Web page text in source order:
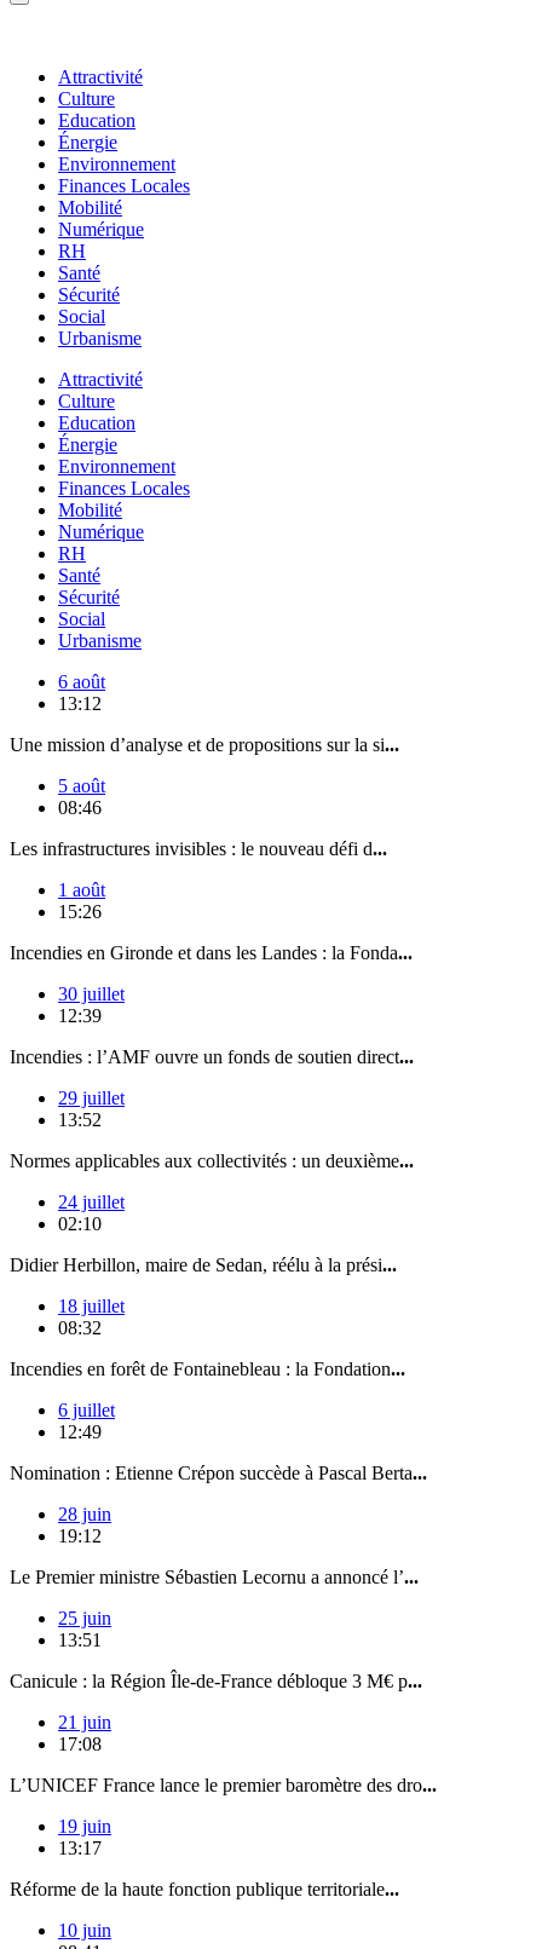
Attractivité
Culture
Education
Énergie
Environnement
Finances Locales
Mobilité
Numérique
RH
Santé
Sécurité
Social
Urbanisme
Attractivité
Culture
Education
Énergie
Environnement
Finances Locales
Mobilité
Numérique
RH
Santé
Sécurité
Social
Urbanisme
6 août
13:12
Une mission d’analyse et de propositions sur la si...
5 août
08:46
Les infrastructures invisibles : le nouveau défi d...
1 août
15:26
Incendies en Gironde et dans les Landes : la Fonda...
30 juillet
12:39
Incendies : l’AMF ouvre un fonds de soutien direct...
29 juillet
13:52
Normes applicables aux collectivités : un deuxième...
24 juillet
02:10
Didier Herbillon, maire de Sedan, réélu à la prési...
18 juillet
08:32
Incendies en forêt de Fontainebleau : la Fondation...
6 juillet
12:49
Nomination : Etienne Crépon succède à Pascal Berta...
28 juin
19:12
Le Premier ministre Sébastien Lecornu a annoncé l’...
25 juin
13:51
Canicule : la Région Île-de-France débloque 3 M€ p...
21 juin
17:08
L’UNICEF France lance le premier baromètre des dro...
19 juin
13:17
Réforme de la haute fonction publique territoriale...
10 juin